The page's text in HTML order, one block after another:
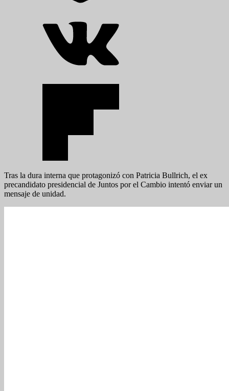
Tras la dura interna que protagonizó con Patricia Bullrich, el ex
precandidato presidencial de Juntos por el Cambio intentó enviar un
mensaje de unidad.